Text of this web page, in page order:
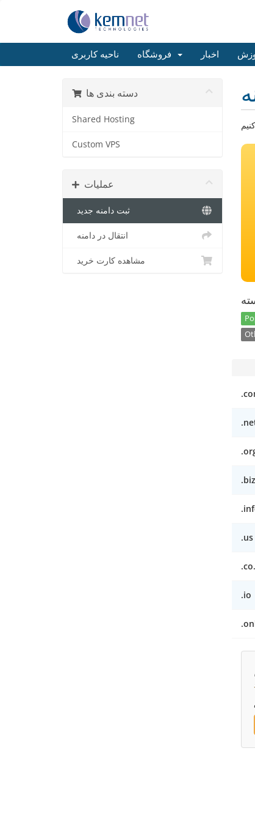
ناحیه کاربری اخبار
دسته بندی ها
Shared Hosting
Custom VPS
عملیات
ثبت دامنه جدید
انتقال در دامنه
مشاهده کارت خرید
.biz
.us
.io